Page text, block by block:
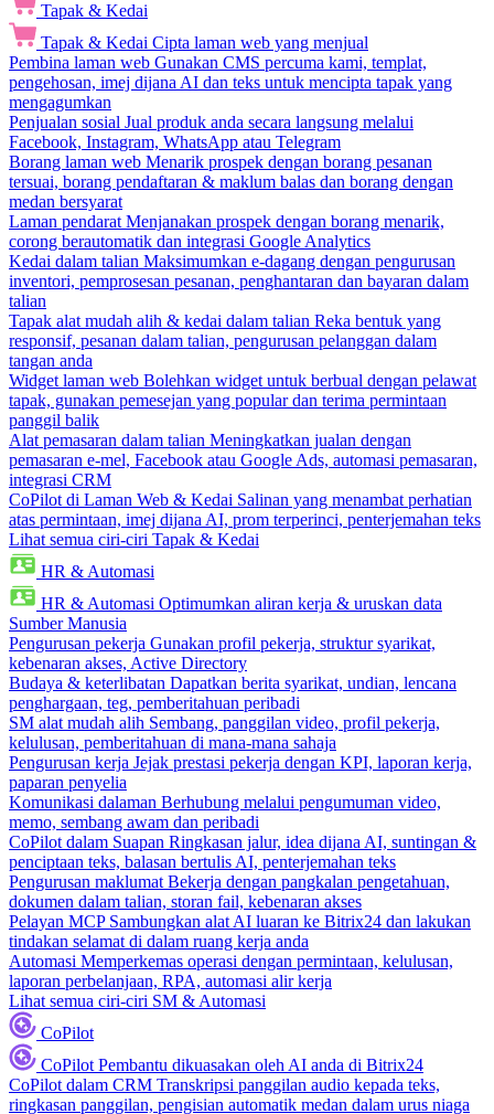
Tapak & Kedai
Tapak & Kedai Cipta laman web yang menjual
Pembina laman web Gunakan CMS percuma kami, templat,
pengehosan, imej dijana AI dan teks untuk mencipta tapak yang
mengagumkan
Penjualan sosial Jual produk anda secara langsung melalui
Facebook, Instagram, WhatsApp atau Telegram
Borang laman web Menarik prospek dengan borang pesanan
tersuai, borang pendaftaran & maklum balas dan borang dengan
medan bersyarat
Laman pendarat Menjanakan prospek dengan borang menarik,
corong berautomatik dan integrasi Google Analytics
Kedai dalam talian Maksimumkan e-dagang dengan pengurusan
inventori, pemprosesan pesanan, penghantaran dan bayaran dalam
talian
Tapak alat mudah alih & kedai dalam talian Reka bentuk yang
responsif, pesanan dalam talian, pengurusan pelanggan dalam
tangan anda
Widget laman web Bolehkan widget untuk berbual dengan pelawat
tapak, gunakan pemesejan yang popular dan terima permintaan
panggil balik
Alat pemasaran dalam talian Meningkatkan jualan dengan
pemasaran e-mel, Facebook atau Google Ads, automasi pemasaran,
integrasi CRM
CoPilot di Laman Web & Kedai Salinan yang menambat perhatian
atas permintaan, imej dijana AI, prom terperinci, penterjemahan teks
Lihat semua ciri-ciri Tapak & Kedai
HR & Automasi
HR & Automasi Optimumkan aliran kerja & uruskan data
Sumber Manusia
Pengurusan pekerja Gunakan profil pekerja, struktur syarikat,
kebenaran akses, Active Directory
Budaya & keterlibatan Dapatkan berita syarikat, undian, lencana
penghargaan, teg, pemberitahuan peribadi
SM alat mudah alih Sembang, panggilan video, profil pekerja,
kelulusan, pemberitahuan di mana-mana sahaja
Pengurusan kerja Jejak prestasi pekerja dengan KPI, laporan kerja,
paparan penyelia
Komunikasi dalaman Berhubung melalui pengumuman video,
memo, sembang awam dan peribadi
CoPilot dalam Suapan Ringkasan jalur, idea dijana AI, suntingan &
penciptaan teks, balasan bertulis AI, penterjemahan teks
Pengurusan maklumat Bekerja dengan pangkalan pengetahuan,
dokumen dalam talian, storan fail, kebenaran akses
Pelayan MCP Sambungkan alat AI luaran ke Bitrix24 dan lakukan
tindakan selamat di dalam ruang kerja anda
Automasi Memperkemas operasi dengan permintaan, kelulusan,
laporan perbelanjaan, RPA, automasi alir kerja
Lihat semua ciri-ciri SM & Automasi
CoPilot
CoPilot Pembantu dikuasakan oleh AI anda di Bitrix24
CoPilot dalam CRM Transkripsi panggilan audio kepada teks,
ringkasan panggilan, pengisian automatik medan dalam urus niaga